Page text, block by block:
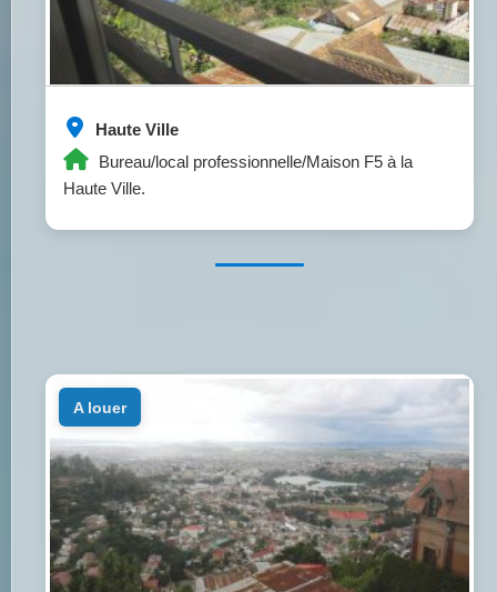
Haute Ville
Bureau/local professionnelle/Maison F5 à la
Haute Ville.
a louer